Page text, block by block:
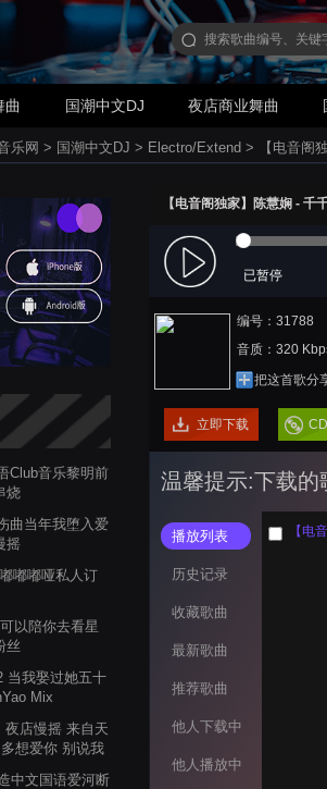
曲 国潮中文DJ 夜店商业舞曲
乐网 > 国潮中文DJ > Electro/Extend > 【电音阁
Club音乐黎明前
烧
曲当年我堕入爱
摇
嘟嘟哑私人订
以陪你去看星
丝
当我娶过她五十
Mix
夜店慢摇 来自天
想爱你 别说我
中文国语爱河断
【电音阁独家】陈慧娴 -
已暂停
编号：31788
音质：320
把这首歌分
立即下载
温馨提示:下载的
播放列表
历史记录
收藏歌曲
最新歌曲
推荐歌曲
他人下载中
他人播放中
【电